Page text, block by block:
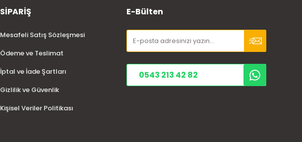
SİPARİŞ
Mesafeli Satış Sözleşmesi
Ödeme ve Teslimat
İptal ve İade Şartları
Gizlilik ve Güvenlik
Kişisel Veriler Politikası
E-Bülten
0543 213 42 82